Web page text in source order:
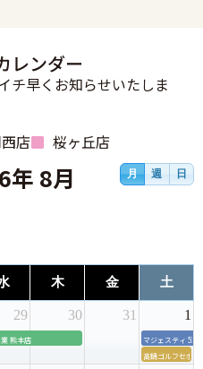
レンダー
チ早くお知らせいたしま
店 桜ヶ丘店
月 週 日
年 8月
木 金 土
29 30 31 1
熊本店
マジェスティ 55
高鍋ゴルフセポー